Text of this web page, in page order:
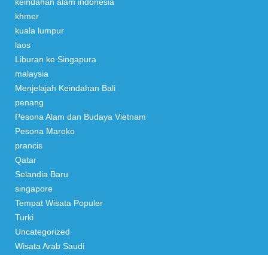
khmer
kuala lumpur
laos
Liburan ke Singapura
malaysia
Menjelajah Keindahan Bali
penang
Pesona Alam dan Budaya Vietnam
Pesona Maroko
prancis
Qatar
Selandia Baru
singapore
Tempat Wisata Populer
Turki
Uncategorized
Wisata Arab Saudi